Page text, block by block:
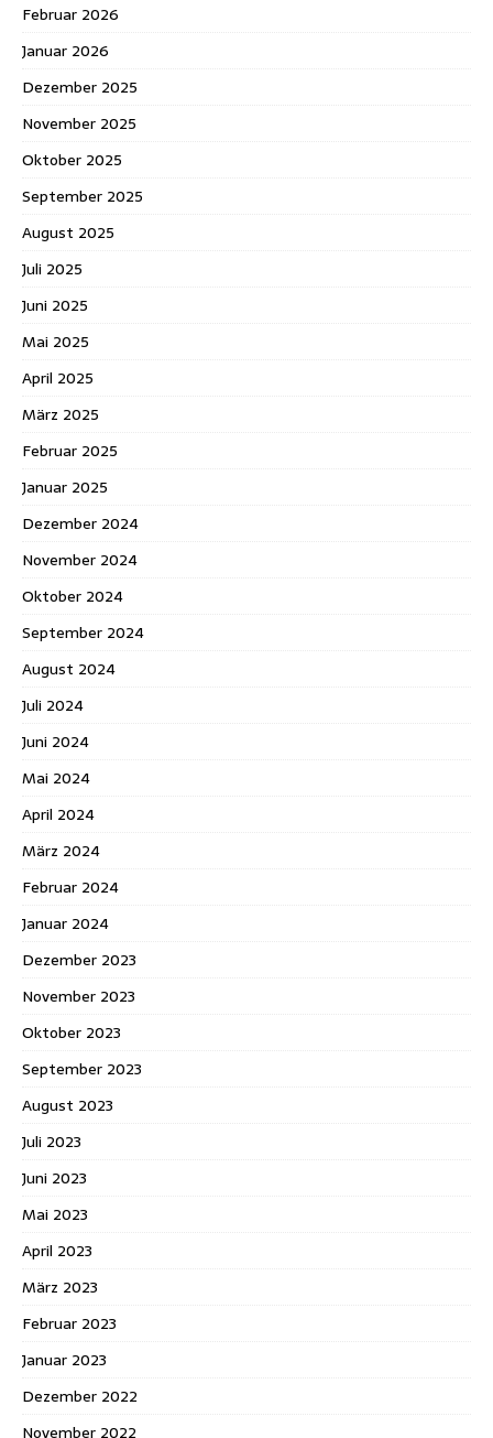
Februar 2026
Januar 2026
Dezember 2025
November 2025
Oktober 2025
September 2025
August 2025
Juli 2025
Juni 2025
Mai 2025
April 2025
März 2025
Februar 2025
Januar 2025
Dezember 2024
November 2024
Oktober 2024
September 2024
August 2024
Juli 2024
Juni 2024
Mai 2024
April 2024
März 2024
Februar 2024
Januar 2024
Dezember 2023
November 2023
Oktober 2023
September 2023
August 2023
Juli 2023
Juni 2023
Mai 2023
April 2023
März 2023
Februar 2023
Januar 2023
Dezember 2022
November 2022